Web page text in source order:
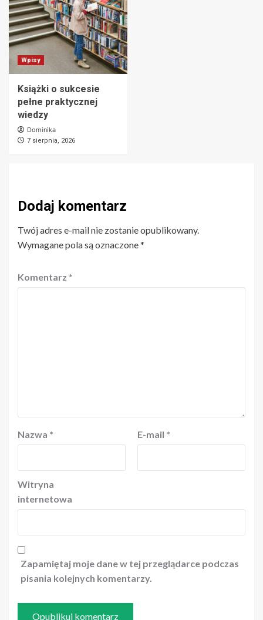
Wpisy
Książki o sukcesie
pełne praktycznej
wiedzy
Dominika
7 sierpnia, 2026
Dodaj komentarz
Twój adres e-mail nie zostanie opublikowany.
Wymagane pola są oznaczone*
Komentarz *
Nazwa * E-mail *
Witryna
internetowa
Zapamiętaj moje dane w tej przeglądarce podczas
pisania kolejnych komentarzy.